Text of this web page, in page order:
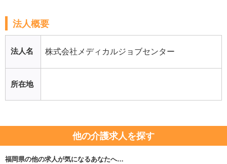
法人概要
法人名 株式会社メディカルジョブセンター
所在地
他の介護求人を探す
福岡県の他の求人が気になるあなたへ…